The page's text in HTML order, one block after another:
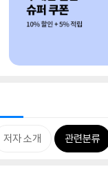
저자 소개 관련분류